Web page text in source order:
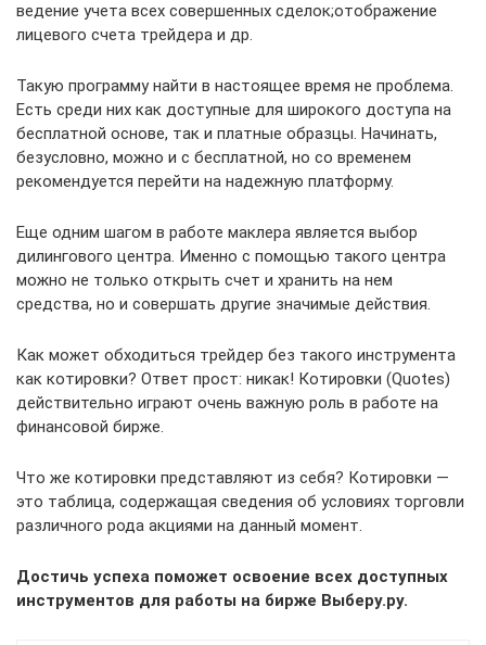
ведение учета всех совершенных сделок;отображение
лицевого счета трейдера и др.
Такую программу найти в настоящее время не проблема.
Есть среди них как доступные для широкого доступа на
бесплатной основе, так и платные образцы. Начинать,
безусловно, можно и с бесплатной, но со временем
рекомендуется перейти на надежную платформу.
Еще одним шагом в работе маклера является выбор
дилингового центра. Именно с помощью такого центра
можно не только открыть счет и хранить на нем
средства, но и совершать другие значимые действия.
Как может обходиться трейдер без такого инструмента
как котировки? Ответ прост: никак! Котировки (Quotes)
действительно играют очень важную роль в работе на
финансовой бирже.
Что же котировки представляют из себя? Котировки —
это таблица, содержащая сведения об условиях торговли
различного рода акциями на данный момент.
Достичь успеха поможет освоение всех доступных
инструментов для работы на бирже Выберу.ру.